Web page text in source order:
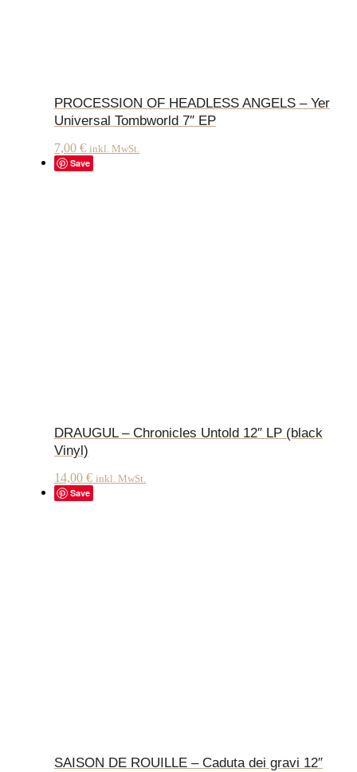
PROCESSION OF HEADLESS ANGELS – Yer
Universal Tombworld 7″ EP
7,00 € inkl. MwSt.
Save
DRAUGUL – Chronicles Untold 12″ LP (black
Vinyl)
14,00 € inkl. MwSt.
Save
SAISON DE ROUILLE – Caduta dei gravi 12″